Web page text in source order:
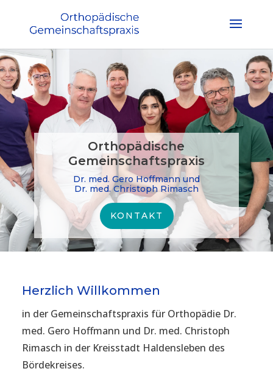
Orthopädische
Gemeinschaftspraxis
Dr. med. Gero Hoffmann und
Dr. med. Christoph Rimasch
KONTAKT
Herzlich Willkommen
in der Gemeinschaftspraxis für Orthopädie Dr.
med. Gero Hoffmann und Dr. med. Christoph
Rimasch in der Kreisstadt Haldensleben des
Bördekreises.